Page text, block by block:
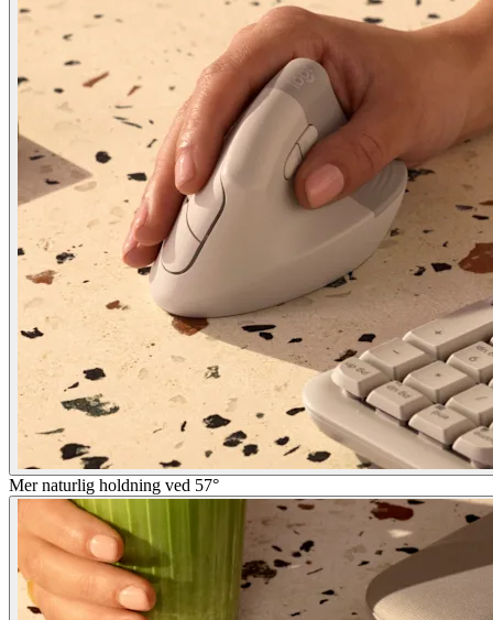
Mer naturlig holdning ved 57°